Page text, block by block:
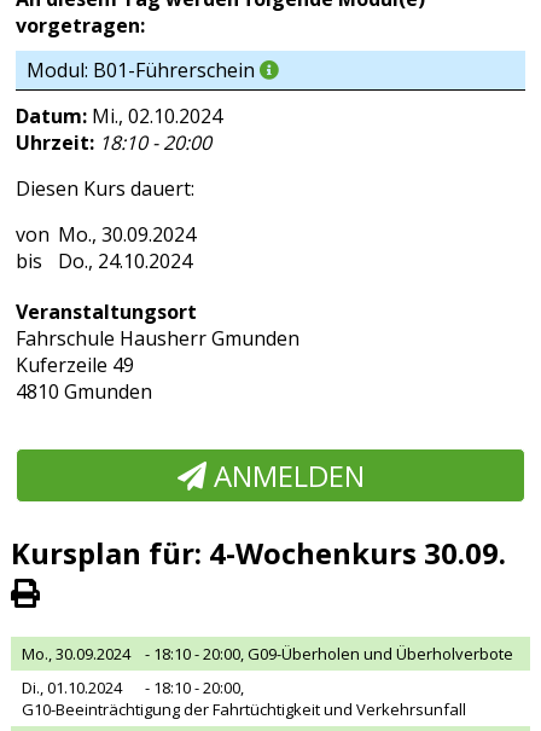
vorgetragen:
Modul: B01-Führerschein
Datum: Mi., 02.10.2024
Uhrzeit: 18:10 - 20:00
Diesen Kurs dauert:
Mo., 30.09.2024
Do., 24.10.2024
Veranstaltungsort
Fahrschule Hausherr Gmunden
Kuferzeile 49
4810 Gmunden
ANMELDEN
Kursplan für: 4-Wochenkurs 30.09.
Mo., 30.09.2024 - 18:10 - 20:00,G09-Überholen und Überholverbote
Di., 01.10.2024
- 18:10 - 20:00,
G10-Beeinträchtigung der Fahrtüchtigkeit und Verkehrsunfall